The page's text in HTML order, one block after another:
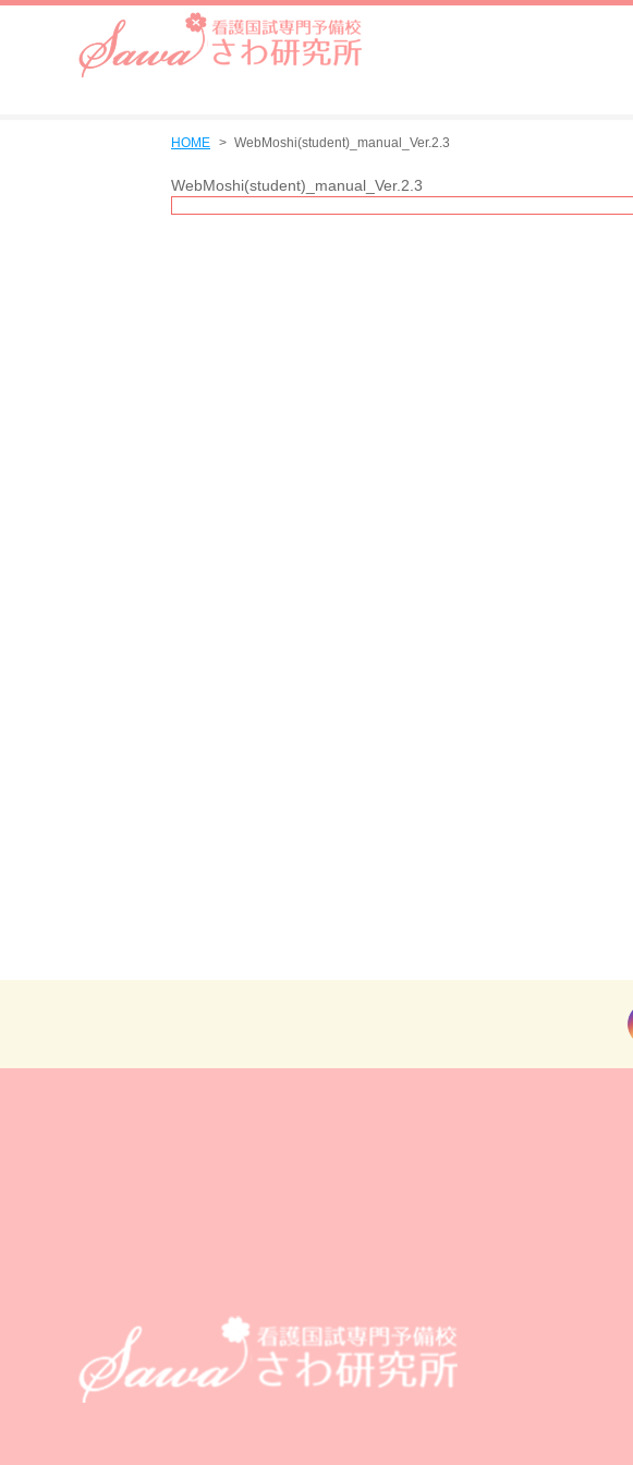
HOME WebMoshi(student)_manual_Ver.2.3
WebMoshi(student)_manual_Ver.2.3